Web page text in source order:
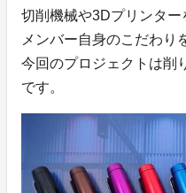
切削機械や3Dプリンター
メンバー自身のこだわり
今回のプロジェクトは削
です。